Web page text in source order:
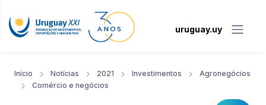
uruguay.uy
Início Notícias 2021 Investimentos
Agronegócios
Comércio e negócios